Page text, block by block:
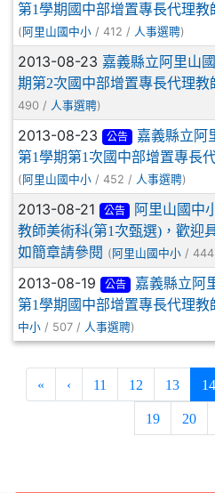
第1學期國中部增置專長代理
(阿里山國中小 / 412 / 人事選聘)
2013-08-23 嘉義縣立阿里山
期第2次國中部增置專長代理教
490 / 人事選聘)
2013-08-23 公告
嘉義縣立阿
第1學期第1次國中部增置專長
(阿里山國中小 / 452 / 人事選聘)
2013-08-21 公告
阿里山國中
教師美術科(第1次甄選)，歡迎
如簡章請參閱 ( 阿里山國中小 /
2013-08-19 公告
嘉義縣立阿
第1學期國中部增置專長代理教
中小 / 507 / 人事選聘)
« ‹ 11 12 13 14
19 20